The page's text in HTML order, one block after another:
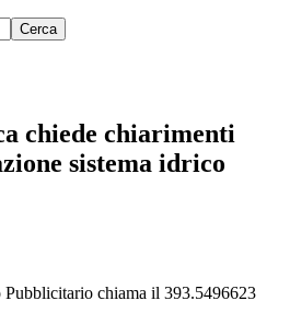
chiede chiarimenti
sistema idrico
chiama il 393.5496623